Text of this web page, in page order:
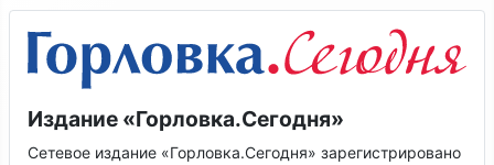
Издание «Горловка.Сегодня»
Сетевое издание «Горловка.Сегодня» зарегистрировано